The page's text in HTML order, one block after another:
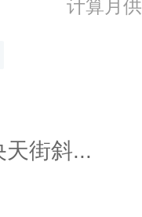
计算月供
街斜...